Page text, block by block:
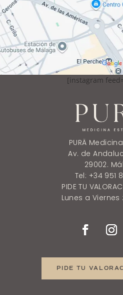
[instagram
PURÄ
Av. de
29002.
Tel: +34 951
PIDE TU
Lunes a Viernes
PIDE TU